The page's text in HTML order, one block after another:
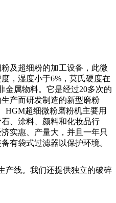
及超细粉的加工设备，此微
，湿度小于6%，莫氏硬度在
金属物料。它是经过20多次的
产而研发制造的新型磨粉
HGM超细微粉磨粉机主要用
、涂料、颜料和化妆品行
实惠、产量大，并且一年只
有袋式过滤器以保护环境。
产线。我们还提供独立的破碎